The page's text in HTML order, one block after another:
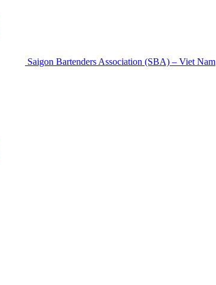
Saigon Bartenders Association (SBA) – Viet Nam